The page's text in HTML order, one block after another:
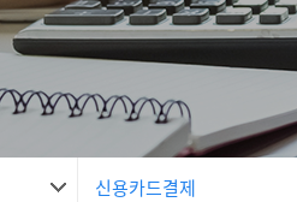
신용카드결제